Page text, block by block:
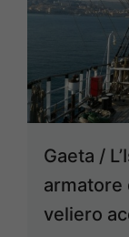
Gaeta /
armatore
veliero